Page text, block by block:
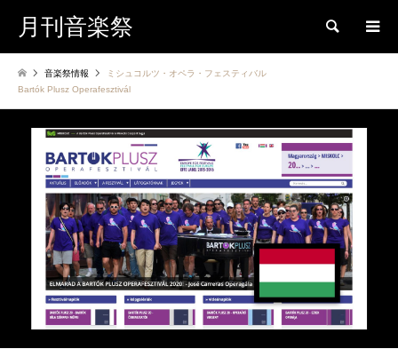
月刊音楽祭 検索
音楽祭情報
ミシュコルツ・オペラ・フェスティバル
Bartók Plusz Operafesztivál